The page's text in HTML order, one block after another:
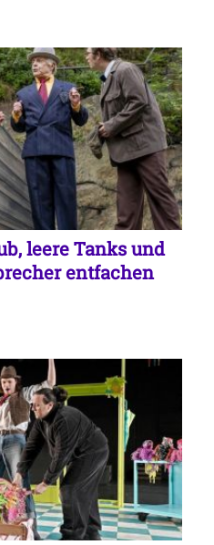
leere Tanks und
entfachen